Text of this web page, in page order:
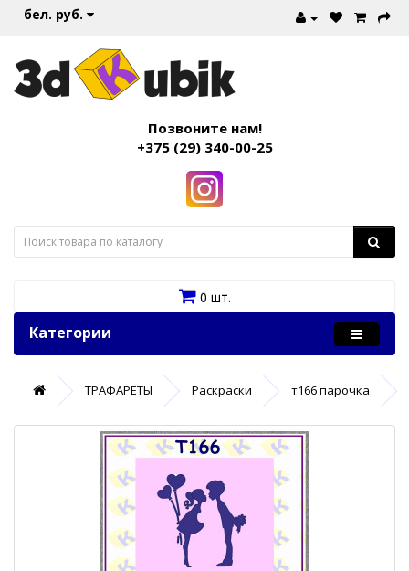
бел. руб.
Позвоните нам!
+375 (29) 340-00-25
0 шт.
Категории
ТРАФАРЕТЫ Раскраски т166 парочка